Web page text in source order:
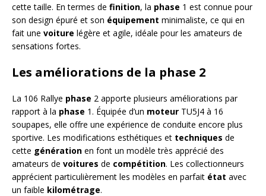
cette taille. En termes de finition, la phase 1 est connue pour
son design épuré et son équipement minimaliste, ce qui en
fait une voiture légère et agile, idéale pour les amateurs de
sensations fortes.
Les améliorations de la phase 2
La 106 Rallye phase 2 apporte plusieurs améliorations par
rapport à la phase 1. Équipée d’un moteur TU5J4 à 16
soupapes, elle offre une expérience de conduite encore plus
sportive. Les modifications esthétiques et techniques de
cette génération en font un modèle très apprécié des
amateurs de voitures de compétition. Les collectionneurs
apprécient particulièrement les modèles en parfait état avec
un faible kilométrage.